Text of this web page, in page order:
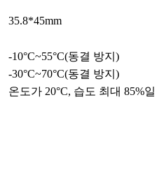
35.8*45mm
-10°C~55°C(동결 방지)
-30°C~70°C(동결 방지)
온도가 20°C, 습도 최대 85%